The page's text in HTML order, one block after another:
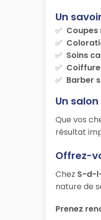
Un
Coupes
Soins
Barber
Un
Que vos
résultat
Offrez-
Chez S-d-
nature de
Prenez